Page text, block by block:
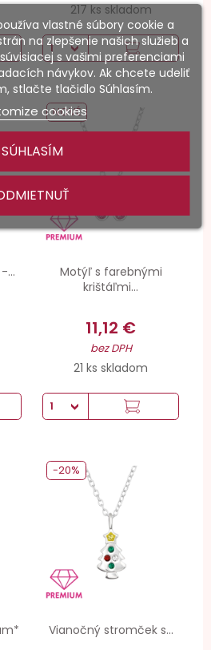
217 ks skladom
...
Motýľ s farebnými
krištáľmi...
11,12 €
bez DPH
21 ks skladom
NOVÉ
Vianočný stromček s...
-20%
vlastné súbory cookie a
na zlepšenie našich služieb a
s vašimi preferenciami
návykov. Ak chcete udeliť
stlačte tlačidlo Súhlasím.
cookies
SÚHLASÍM